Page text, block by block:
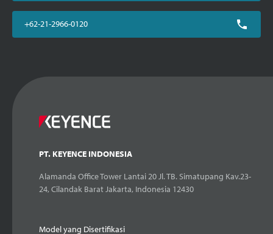
+62-21-2966-0120
PT. KEYENCE INDONESIA
Alamanda Office Tower Lantai 20 Jl. TB. Simatupang Kav.23-
24, Cilandak Barat Jakarta, Indonesia 12430
Model yang Disertifikasi